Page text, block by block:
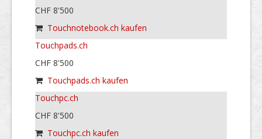
CHF 8'500
Touchnotebook.ch kaufen
Touchpads.ch
CHF 8'500
Touchpads.ch kaufen
Touchpc.ch
CHF 8'500
Touchpc.ch kaufen